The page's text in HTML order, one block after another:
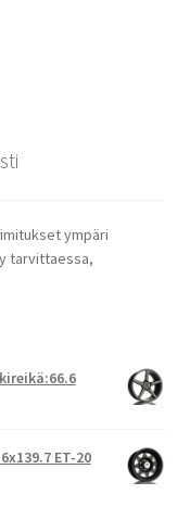
ympäri
tarvittaessa,
ET-20